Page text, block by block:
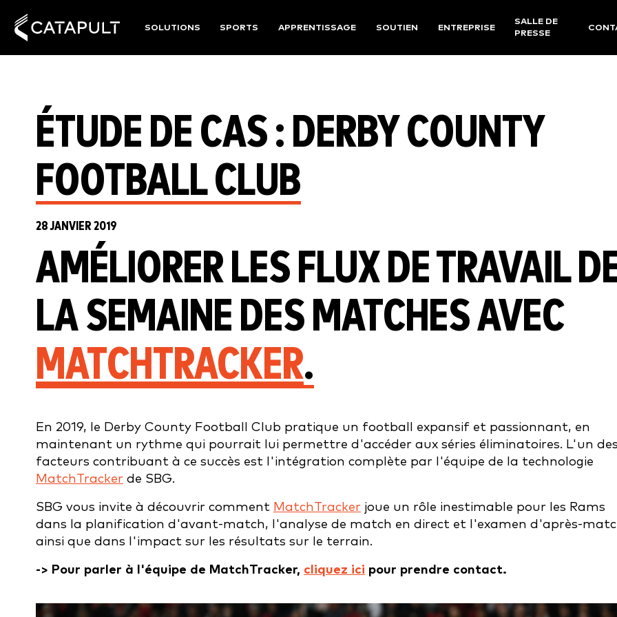
SOLUTIONS SPORTS APPRENTISSAGE SOUTIEN ENTREPRISE
SALLE DE
PRESSE
ÉTUDE DE CAS : DERBY COUNTY
FOOTBALL CLUB
28 JANVIER 2019
AMÉLIORER LES FLUX DE TRAVAIL
LA SEMAINE DES MATCHES AVEC
MATCHTRACKER.
En 2019, le Derby County Football Club pratique un football expansif et passionnant, en
maintenant un rythme qui pourrait lui permettre d'accéder aux séries éliminatoires. L'un
facteurs contribuant à ce succès est l'intégration complète par l'équipe de la technologie
MatchTracker de SBG.
SBG vous invite à découvrir comment MatchTracker joue un rôle inestimable pour les Rams
dans la planification d'avant-match, l'analyse de match en direct et l'examen d'après-
ainsi que dans l'impact sur les résultats sur le terrain.
-> Pour parler à l'équipe de MatchTracker, cliquez ici pour prendre contact.